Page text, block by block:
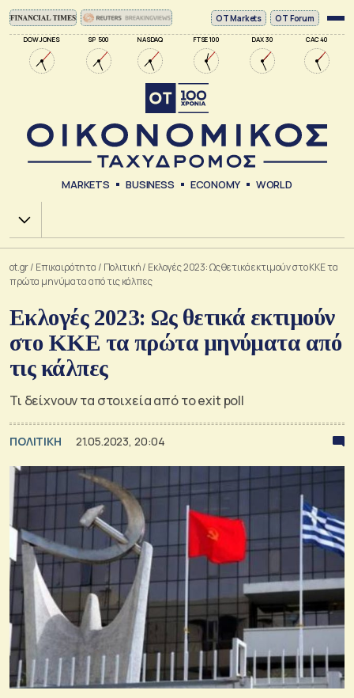
DOW JONES SP 500 NASDAQ FTSE 100 DAX 30 CAC 40
ΟΤ Markets OT Forum
MARKETS BUSINESS ECONOMY WORLD
Χ.Α.
ot.gr/ Επικαιρότητα / Πολιτική/ Εκλογές 2023: Ως θετικά εκτιμούν στο ΚΚΕ τα
πρώτα μηνύματα από τις κάλπες
Εκλογές 2023: Ως θετικά εκτιμούν
στο ΚΚΕ τα πρώτα μηνύματα από
τις κάλπες
Τι δείχνουν τα στοιχεία από το exit poll
ΠΟΛΙΤΙΚΗ 21.05.2023, 20:04